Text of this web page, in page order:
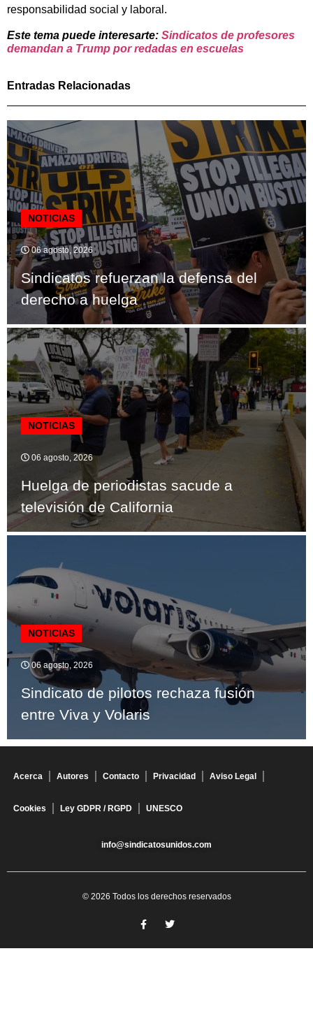
responsabilidad social y laboral.
Este tema puede interesarte: Sindicatos de profesores
demandan a Trump por redadas en escuelas
Entradas Relacionadas
NOTICIAS
06 agosto, 2026
Sindicatos refuerzan la defensa del
derecho a huelga
NOTICIAS
06 agosto, 2026
Huelga de periodistas sacude a
televisión de California
NOTICIAS
06 agosto, 2026
Sindicato de pilotos rechaza fusión
entre Viva y Volaris
Acerca Autores Contacto Privacidad Aviso Legal
Cookies Ley GDPR / RGPD UNESCO
info@sindicatosunidos.com
© 2026 Todos los derechos reservados